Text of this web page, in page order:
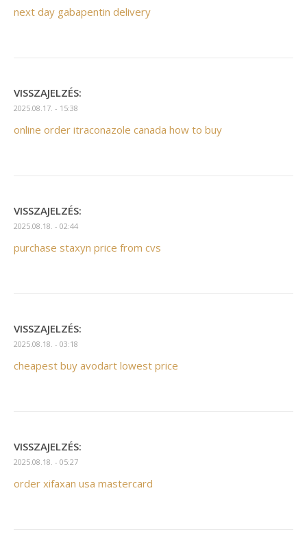
next day gabapentin delivery
VISSZAJELZÉS:
2025.08.17. - 15:38
online order itraconazole canada how to buy
VISSZAJELZÉS:
2025.08.18. - 02:44
purchase staxyn price from cvs
VISSZAJELZÉS:
2025.08.18. - 03:18
cheapest buy avodart lowest price
VISSZAJELZÉS:
2025.08.18. - 05:27
order xifaxan usa mastercard